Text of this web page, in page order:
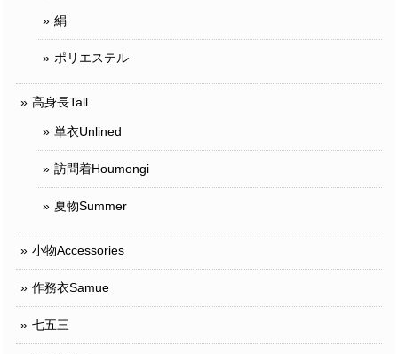
絹
ポリエステル
高身長Tall
単衣Unlined
訪問着Houmongi
夏物Summer
小物Accessories
作務衣Samue
七五三